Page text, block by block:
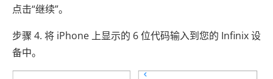
点击“继续”。
步骤 4. 将 iPhone 上显示的 6 位代码输入到您的 Infinix 设
备中。